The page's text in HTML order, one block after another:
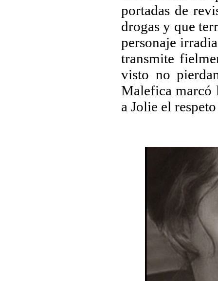
portadas de
drogas y que
personaje
transmite
visto no
Malefica marcó
a Jolie el